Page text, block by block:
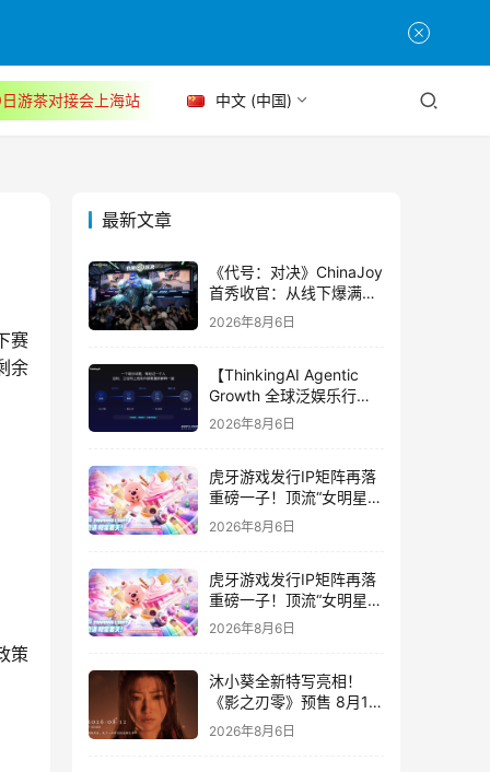
游茶对接会上海站 中文 (中国)
赛
余
策
最新文章
《代号：对决》ChinaJoy
首秀收官：从线下爆满看
见玩家的真实期待
2026年8月6日
【ThinkingAI Agentic
Growth 全球泛娱乐行业
峰会】Agent 时代，人到
2026年8月6日
虎牙游戏发行IP矩阵再落
重磅一子！顶流“女明星”
ZANMANG LOOPY 正版
3D消除手游《消消奇遇》
2026年8月6日
虎牙游戏发行IP矩阵再落
重磅一子！顶流“女明星”
ZANMANG LOOPY 正版
2026年8月6日
沐小葵全新特写亮相！
《影之刃零》预售 8月12
日开启
2026年8月6日